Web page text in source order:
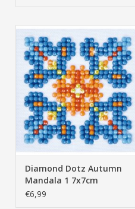
Diamond Dotz Autumn Mandala
1 7x7cm
TOEVOEGEN AAN WINKELWAGEN
Diamond Dotz Autumn
Mandala 1 7x7cm
€6,99